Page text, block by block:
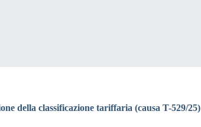
della classificazione tariffaria (causa T-529/25)